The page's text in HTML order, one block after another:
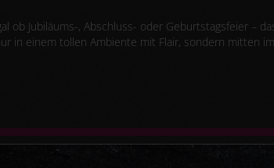
ob Jubiläums-, Abschluss- oder Geburtstagsfeier –
in einem tollen Ambiente mit Flair, sondern mitten